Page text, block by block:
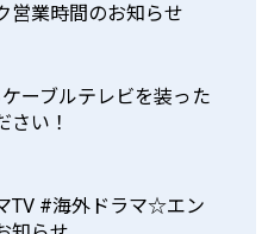
営業時間のお知らせ
ケーブルテレビを装った
さい！
TV #海外ドラマ☆エン